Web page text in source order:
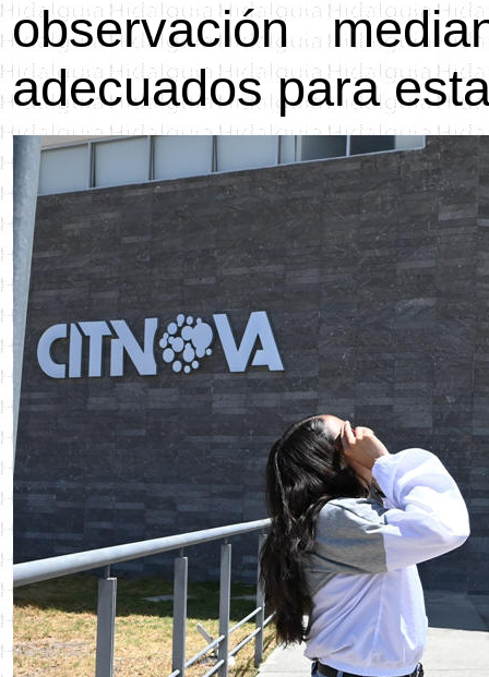
observación
adecuados para